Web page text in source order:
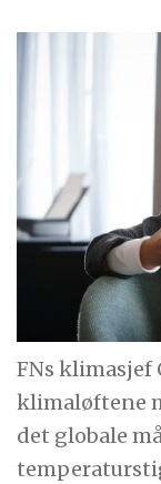
FNs klimasjef
klimaløftene
det globale